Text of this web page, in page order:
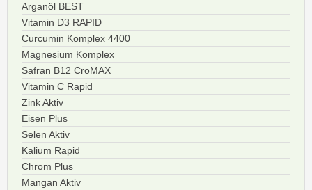
Arganöl BEST
Vitamin D3 RAPID
Curcumin Komplex 4400
Magnesium Komplex
Safran B12 CroMAX
Vitamin C Rapid
Zink Aktiv
Eisen Plus
Selen Aktiv
Kalium Rapid
Chrom Plus
Mangan Aktiv